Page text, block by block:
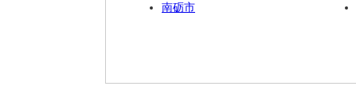
南砺市